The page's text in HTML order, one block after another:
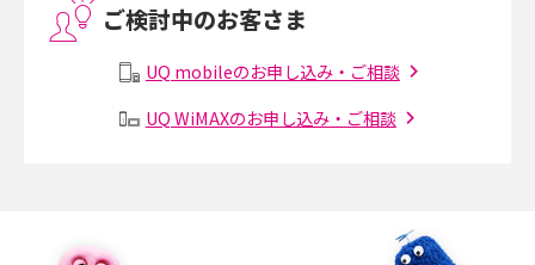
Threads（スレッズ）とは？主な機能や登録方法、投稿の仕方を解説
Instagram（インスタグラム）でスクショするとバレる？バレるケースや撮
ご検討中のお客さま
UQ mobileのお申し込み・ご相談
UQ WiMAXのお申し込み・ご相談